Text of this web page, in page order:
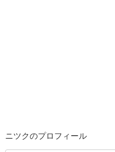
ニツクのプロフィール